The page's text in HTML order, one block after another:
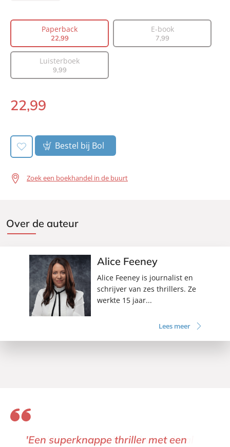
Vertaler:
Mary Bresser
Aantal pagina's:
336
Uitgever:
Verschijningsdatum:
05-06-2018
Paperback
22,99
E-book
7,99
Luisterboek
9,99
Paperback:
22,99
Bestel bij Bol
Zoek een boekhandel in de buurt
Over de auteur
Alice Feeney
Alice Feeney is journalist en
schrijver van zes thrillers. Ze
werkte 15 jaar...
Lees meer
'Een superknappe thriller met een